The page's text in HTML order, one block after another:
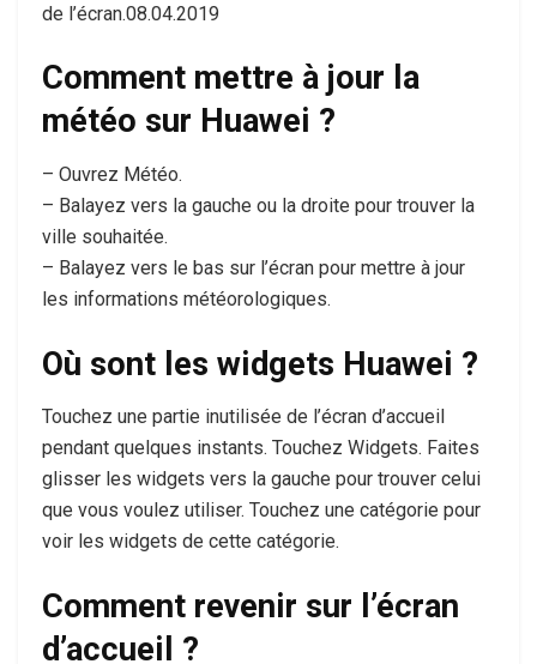
de l’écran.08.04.2019
Comment mettre à jour la
météo sur Huawei ?
– Ouvrez Météo.
– Balayez vers la gauche ou la droite pour trouver la
ville souhaitée.
– Balayez vers le bas sur l’écran pour mettre à jour
les informations météorologiques.
Où sont les widgets Huawei ?
Touchez une partie inutilisée de l’écran d’accueil
pendant quelques instants. Touchez Widgets. Faites
glisser les widgets vers la gauche pour trouver celui
que vous voulez utiliser. Touchez une catégorie pour
voir les widgets de cette catégorie.
Comment revenir sur l’écran
d’accueil ?